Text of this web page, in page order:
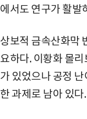
에서도 연구가 활발
상보적 금속산화막
요하다. 이황화 몰
가 있었으나 공정
한 과제로 남아 있다.